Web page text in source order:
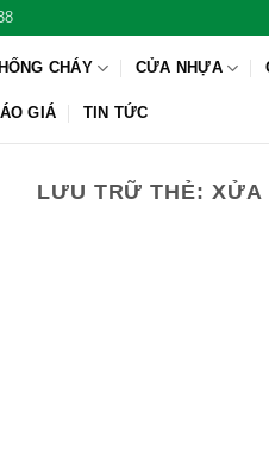
CHÁY CỬA NHỰA
GIÁ TIN TỨC
LƯU TRỮ THẺ: XỬA